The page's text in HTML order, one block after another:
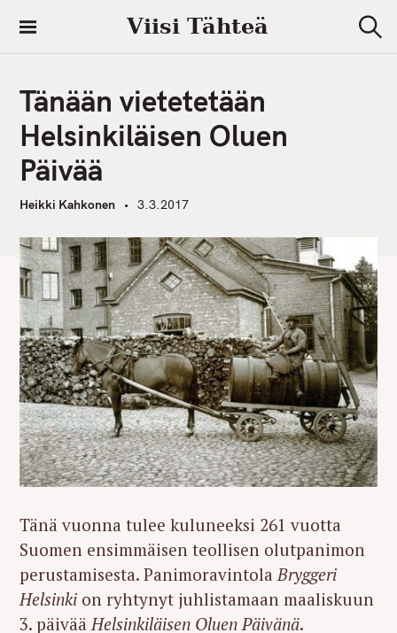
i
Viisi Tähteä
e
Tänään vietetetään
Helsinkiläisen Oluen
Päivää
Heikki Kahkonen 3.3.2017
Tänä vuonna tulee kuluneeksi 261 vuotta
Suomen ensimmäisen teollisen olutpanimon
perustamisesta. Panimoravintola Bryggeri
Helsinki on ryhtynyt juhlistamaan maaliskuun
3. päivää Helsinkiläisen Oluen Päivänä.